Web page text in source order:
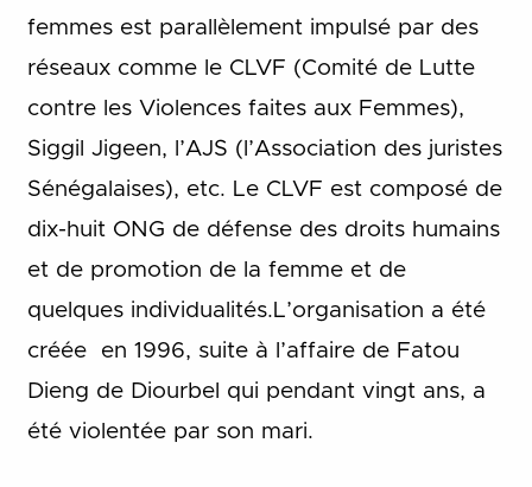
femmes est parallèlement impulsé par des
réseaux comme le CLVF (Comité de Lutte
contre les Violences faites aux Femmes),
Siggil Jigeen, l’AJS (l’Association des juristes
Sénégalaises), etc. Le CLVF est composé de
dix-huit ONG de défense des droits humains
et de promotion de la femme et de
quelques individualités.L’organisation a été
créée en 1996, suite à l’affaire de Fatou
Dieng de Diourbel qui pendant vingt ans, a
été violentée par son mari.